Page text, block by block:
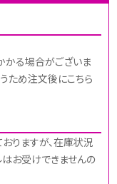
る場合がございま
ため注文後にこちら
りますが、在庫状況
はお受けできませんの